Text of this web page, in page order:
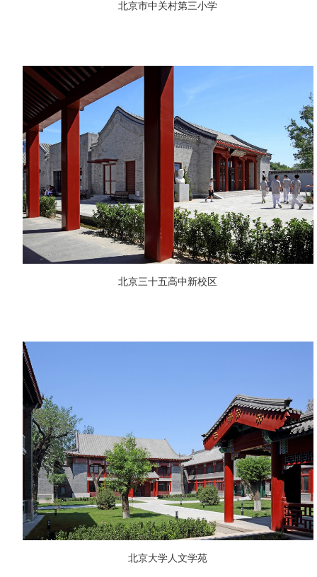
北京市中关村第三小学
北京三十五高中新校区
北京大学人文学苑